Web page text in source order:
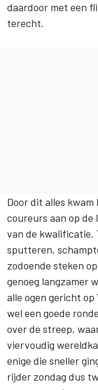
daardoor met een
terecht.
Door dit alles
coureurs aan op de
van de kwalificatie.
sputteren,
zodoende steken
genoeg langzamer
alle ogen gericht
wel een goede
over de streep,
viervoudig
enige die sneller
rijder zondag dus